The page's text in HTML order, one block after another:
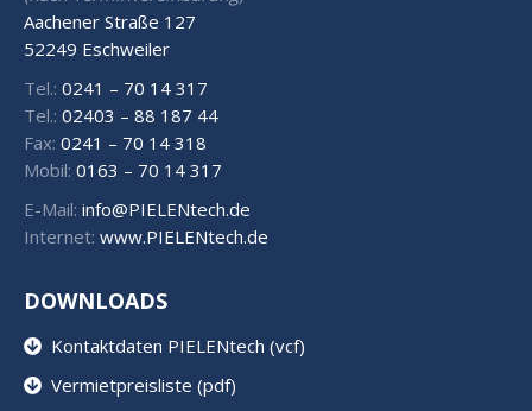
Aachener Straße 127
52249 Eschweiler
Tel.: 0241 – 70 14 317
Tel.: 02403 – 88 187 44
Fax: 0241 – 70 14 318
Mobil: 0163 – 70 14 317
E-Mail: info@PIELENtech.de
Internet: www.PIELENtech.de
DOWNLOADS
Kontaktdaten PIELENtech (vcf)
Vermietpreisliste (pdf)